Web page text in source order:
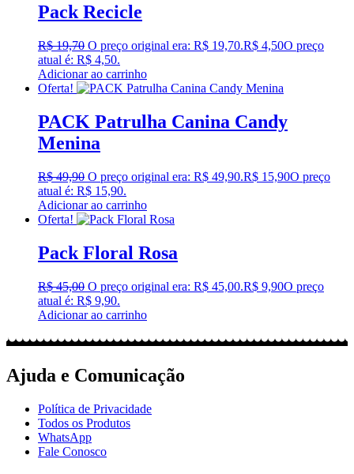
Pack Recicle
R$19,70 O preço original era: R$ 19,70.R$ 4,50O preço
atual é: R$ 4,50.
Adicionar ao carrinho
Oferta!
PACK Patrulha Canina Candy
Menina
R$49,90 O preço original era: R$ 49,90.R$ 15,90O preço
atual é: R$ 15,90.
Adicionar ao carrinho
Oferta!
Pack Floral Rosa
R$45,00 O preço original era: R$ 45,00.R$ 9,90O preço
atual é: R$ 9,90.
Adicionar ao carrinho
Ajuda e Comunicação
Política de Privacidade
Todos os Produtos
WhatsApp
Fale Conosco